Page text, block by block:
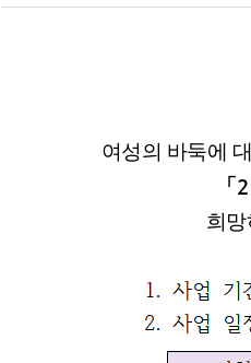
여성의 바둑에
「
희